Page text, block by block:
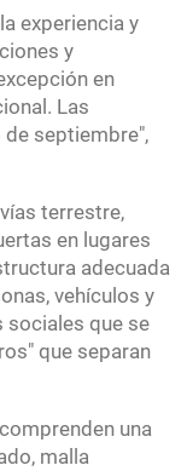
experiencia y
y
en
Las
septiembre",
terrestre,
en lugares
adecuada
vehículos y
que se
que separan
una
malla